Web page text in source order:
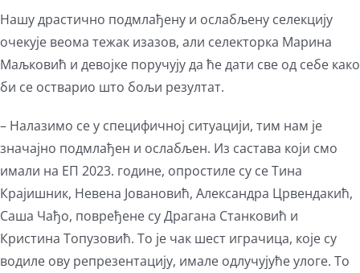
Нашу драстично подмлађену и ослабљену селекцију
очекује веома тежак изазов, али селекторка Марина
Маљковић и девојке поручују да ће дати све од себе како
би се остварио што бољи резултат.
– Налазимо се у специфичној ситуацији, тим нам је
значајно подмлађен и ослабљен. Из састава који смо
имали на ЕП 2023. године, опростиле су се Тина
Крајишник, Невена Јовановић, Александра Црвендакић,
Саша Чађо, повређене су Драгана Станковић и
Кристина Топузовић. То је чак шест играчица, које су
водиле ову репрезентацију, имале одлучујуће улоге. То